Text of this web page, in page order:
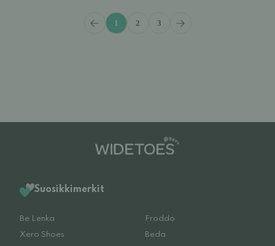
1 2 3
Suosikkimerkit
Be Lenka
Froddo
Xero Shoes
Beda